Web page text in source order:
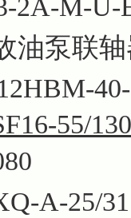
2A-M-U-
油泵联
55/
A-25/